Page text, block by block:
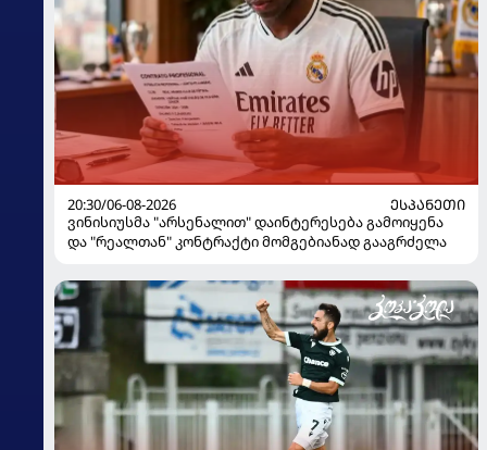
20:30/06-08-2026
ᲔᲡᲞᲐᲜᲔᲗᲘ
ვინისიუსმა "არსენალით" დაინტერესება გამოიყენა
და "რეალთან" კონტრაქტი მომგებიანად გააგრძელა